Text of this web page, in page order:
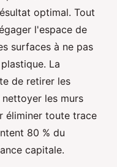
optimal. Tout
l'espace de
surfaces à ne pas
La
de retirer les
les murs
éliminer toute trace
80 % du
capitale.